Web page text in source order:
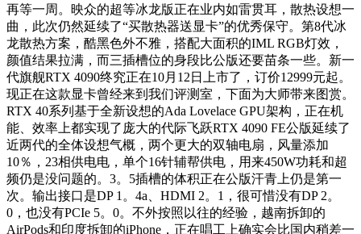
再等一周。映众的超等冰龙版正在业内如雷贯耳，散热设想一
曲，此次仍然延续了“买散热器送显卡”的优秀保守。第8代冰
龙散热方案，酷黑色外不雅，搭配大面积的IML RGB灯效，
颜值结果拉满，而三插槽位的身段比公版还要苗条一些。新一
代旗舰RTX 4090终究正在10月12日上市了，订价12999元起。
现正在这款显卡曾经来到我们评测室，下面为大师带来图赏。
RTX 40系列基于全新设想的Ada Lovelace GPU架构，正在机
能、效率上都实现了庞大的代际飞跃RTX 4090 FE公版延续了
近两代的全体设想气概，两个更大的双轴电扇，风量添加
10％，23相供电电，单个16针辅帮供电，用来450W功耗和超
频仍是没问题的。3。5插槽的体积正在公版汗青上仍是第一
次。输出接口是DP 1。4a、HDMI 2。1，很可惜没有DP 2。
0，也没有PCIe 5。0。不外按照以往的经验，越南拆卸的
AirPods和印度拆卸的iPhone，正在唱工上确实会比国内稍差一